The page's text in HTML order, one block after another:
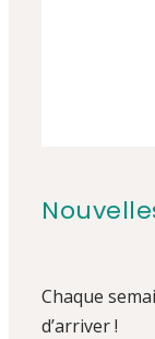
Chaque
d’arriver !